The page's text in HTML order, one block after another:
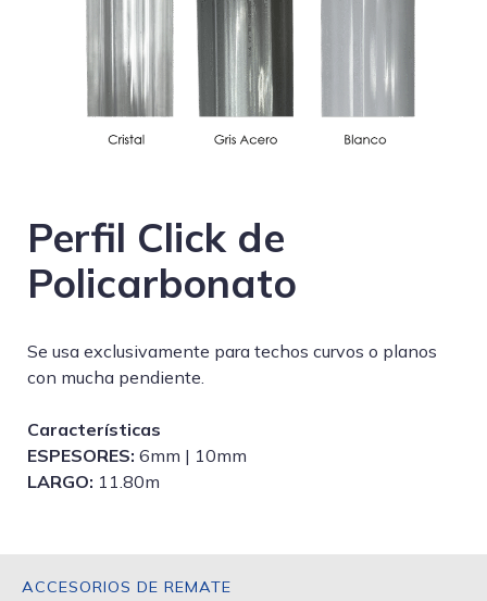
Perfil Click de
Policarbonato
Se usa exclusivamente para techos curvos o planos
con mucha pendiente.
Características
ESPESORES: 6mm | 10mm
LARGO: 11.80m
ACCESORIOS DE REMATE